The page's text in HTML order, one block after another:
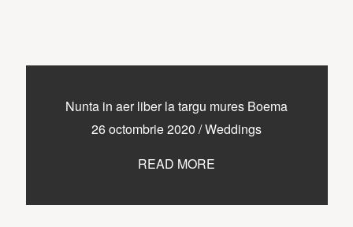
Nunta in aer liber la targu mures Boema
26 octombrie 2020 /Weddings
READ MORE